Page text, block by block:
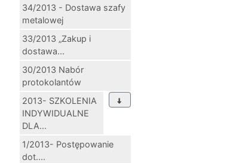
34/2013 - Dostawa szafy
metalowej
33/2013 „Zakup i
dostawa...
30/2013 Nabór
protokolantów
2013- SZKOLENIA
INDYWIDUALNE
DLA...
1/2013- Postępowanie
dot....